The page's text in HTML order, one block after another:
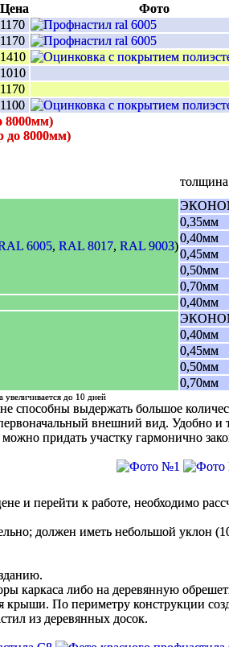
Цена
Фото
1170
1170
1410
1010
1170
1100
8000мм)
до 8000мм)
толщина
6005, RAL 8017, RAL 9003)
0,35мм
0,40мм
0,45мм
0,50мм
0,70мм
0,40мм
0,40мм
0,45мм
0,50мм
0,70мм
увеличивается до 10 дней
способны выдержать большое
внешний вид. Удобно
придать участку гармонично
и перейти к работе, необходимо
должен иметь небольшой уклон
каркаса либо на деревянную
крыши. По периметру конструкции
из деревянных досок.